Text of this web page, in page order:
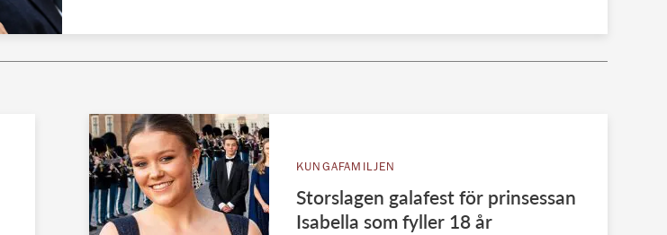
KUNGAFAMILJEN
Storslagen galafest för prinsessan
Isabella som fyller 18 år